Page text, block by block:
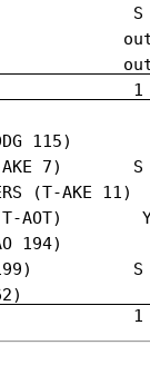
S
1
115)
AKE 7)
S
(T-AKE 11)
(T-AOT)
194)
S
1